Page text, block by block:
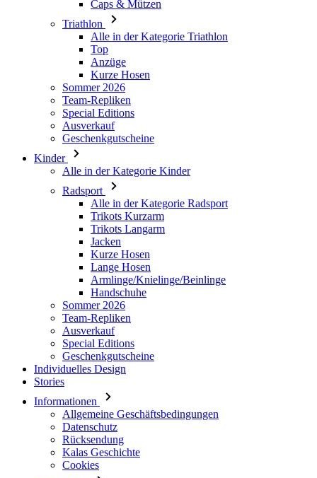
Caps & Mützen
Triathlon
Alle in der Kategorie Triathlon
Top
Anzüge
Kurze Hosen
Sommer 2026
Team-Repliken
Special Editions
Ausverkauf
Geschenkgutscheine
Kinder
Alle in der Kategorie Kinder
Radsport
Alle in der Kategorie Radsport
Trikots Kurzarm
Trikots Langarm
Jacken
Kurze Hosen
Lange Hosen
Armlinge/Knielinge/Beinlinge
Handschuhe
Sommer 2026
Team-Repliken
Ausverkauf
Special Editions
Geschenkgutscheine
Individuelles Design
Stories
Informationen
Allgemeine Geschäftsbedingungen
Datenschutz
Rücksendung
Kalas Geschichte
Cookies